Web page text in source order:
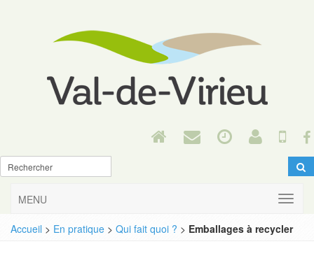
MENU
Accueil > En pratique > Qui fait quoi ? > Emballages à recycler